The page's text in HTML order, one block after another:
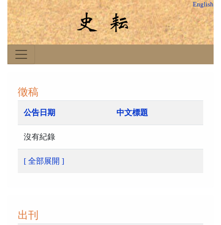
English
徵稿
公告日期 中文標題
沒有紀錄
[ 全部展開 ]
出刊